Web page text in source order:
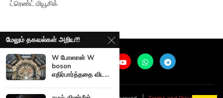
Ariviyalpuram. All rights reserved. |Terms and Privacy
மேலும் தகவல்கள் அறிய!!!
W போஸான் W
boson
எதிர்பார்த்ததை விட...